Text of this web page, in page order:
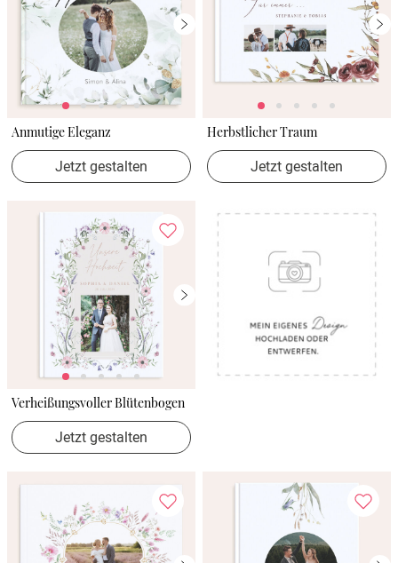
Anmutige Eleganz
Jetzt gestalten
Herbstlicher Traum
Jetzt gestalten
Verheißungsvoller Blütenbogen
Jetzt gestalten